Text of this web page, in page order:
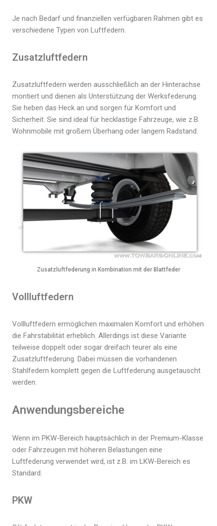
Je nach Bedarf und finanziellen verfügbaren Rahmen gibt es
verschiedene Typen von Luftfedern.
Zusatzluftfedern
Zusatzluftfedern werden ausschließlich an der Hinterachse
montiert und dienen als Unterstützung der Werksfederung.
Sie heben das Heck an und sorgen für Komfort und
Sicherheit. Sie sind ideal für hecklastige Fahrzeuge, wie z.B.
Wohnmobile mit großem Überhang oder langem Radstand.
Zusatzluftfederung in Kombination mit der Blattfeder
Vollluftfedern
Vollluftfedern ermöglichen maximalen Komfort und erhöhen
die Fahrstabilität erheblich. Allerdings ist diese Variante
teilweise doppelt oder sogar dreifach teurer als eine
Zusatzluftfederung. Dabei müssen die vorhandenen
Stahlfedern komplett gegen die Luftfederung ausgetauscht
werden.
Anwendungsbereiche
Wenn im PKW-Bereich hauptsächlich in der Premium-Klasse
oder Fahrzeugen mit höheren Belastungen eine
Luftfederung verwendet wird, ist z.B. im LKW-Bereich es
Standard.
PKW